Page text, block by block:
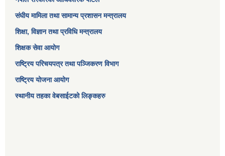
संघीय मामिला तथा सामान्य प्रशासन मन्त्रालय
शिक्षा, विज्ञान तथा प्रविधि मन्त्रालय
शिक्षक सेवा आयोग
राष्ट्रिय परिचयपत्र तथा पञ्जिकरण विभाग
राष्ट्रिय योजना आयोग
स्थानीय तहका वेबसाईटको लिङ्कहरु